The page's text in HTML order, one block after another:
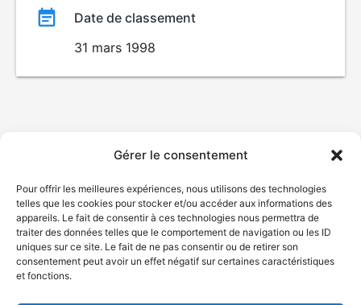
Gérer le consentement
Pour offrir les meilleures expériences, nous utilisons des technologies
telles que les cookies pour stocker et/ou accéder aux informations des
appareils. Le fait de consentir à ces technologies nous permettra de
traiter des données telles que le comportement de navigation ou les ID
uniques sur ce site. Le fait de ne pas consentir ou de retirer son
consentement peut avoir un effet négatif sur certaines caractéristiques
et fonctions.
Date de classement
31 mars 1998